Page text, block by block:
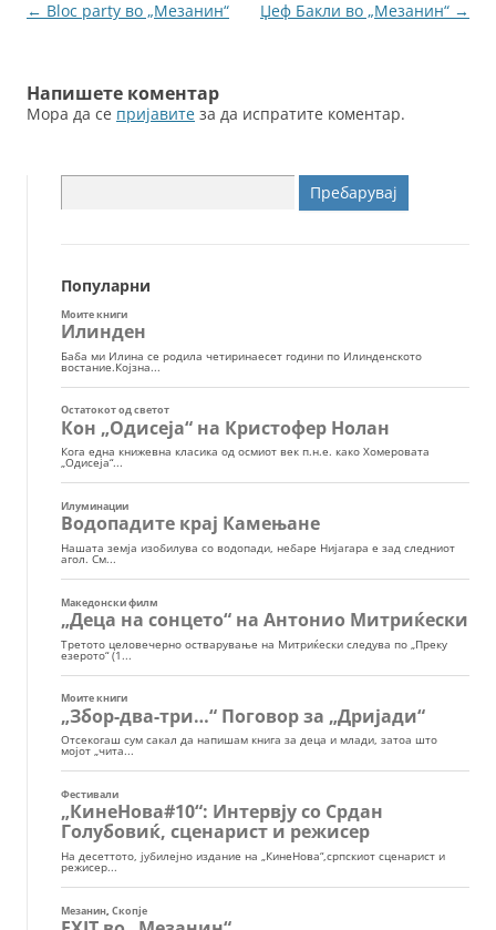
k
Навигација
← Bloc party во „Мезанин“ Џеф Бакли во „Мезанин“ →
Напишете коментар
Мора да се пријавите за да испратите коментар.
за:
Популарни